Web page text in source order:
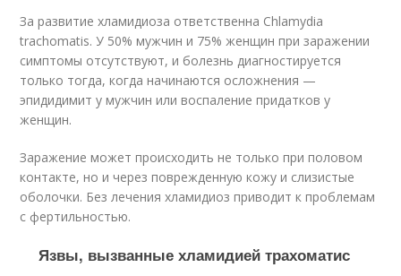
За развитие хламидиоза ответственна Chlamydia
trachomatis. У 50% мужчин и 75% женщин при заражении
симптомы отсутствуют, и болезнь диагностируется
только тогда, когда начинаются осложнения —
эпидидимит у мужчин или воспаление придатков у
женщин.
Заражение может происходить не только при половом
контакте, но и через поврежденную кожу и слизистые
оболочки. Без лечения хламидиоз приводит к проблемам
с фертильностью.
Язвы, вызванные хламидией трахоматис